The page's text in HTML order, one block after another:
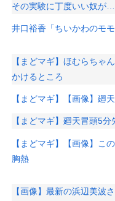
その実験に丁度いい奴が…
井口裕香「ちいかわのモ
【まどマギ】ほむらちゃ
かけるところ
【まどマギ】【画像】廻
【まどマギ】廻天冒頭5
【まどマギ】【画像】こ
胸熱
【画像】最新の浜辺美波